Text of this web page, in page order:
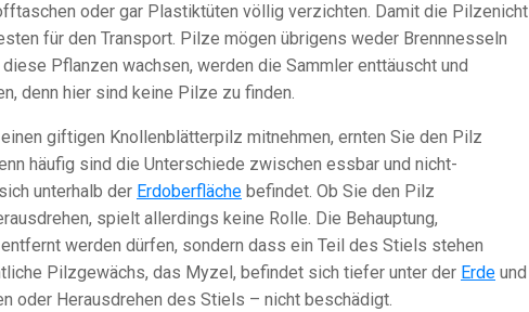
oder gar Plastiktüten völlig verzichten. Damit die Pilzenicht
für den Transport. Pilze mögen übrigens weder Brennnesseln
Pflanzen wachsen, werden die Sammler enttäuscht und
denn hier sind keine Pilze zu finden.
giftigen Knollenblätterpilz mitnehmen, ernten Sie den Pilz
häufig sind die Unterschiede zwischen essbar und nicht-
unterhalb der Erdoberfläche befindet. Ob Sie den Pilz
spielt allerdings keine Rolle. Die Behauptung,
werden dürfen, sondern dass ein Teil des Stiels stehen
Pilzgewächs, das Myzel, befindet sich tiefer unter der Erde und
oder Herausdrehen des Stiels – nicht beschädigt.